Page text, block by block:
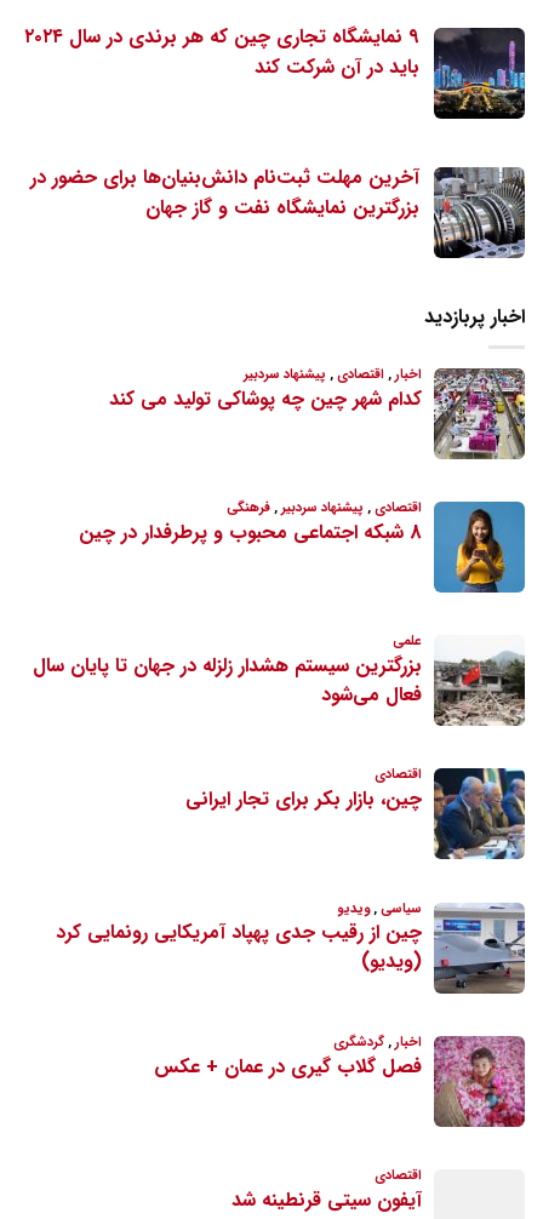
۹ نمایشگاه تجاری چین که هر برندی در سال ۲۰۲۴
باید در آن شرکت کند
آخرین مهلت ثبت‌نام دانش‌بنیان‌ها برای حضور در
بزرگترین نمایشگاه نفت و گاز جهان
اخبار پربازدید